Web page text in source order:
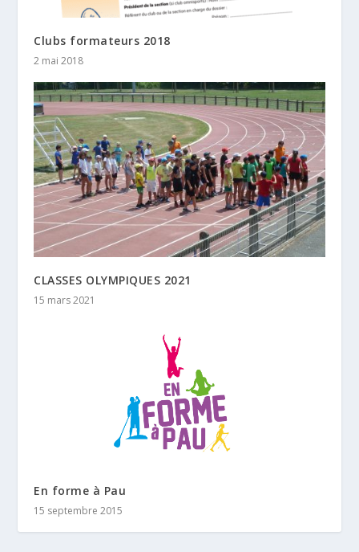
Clubs formateurs 2018
2 mai 2018
CLASSES OLYMPIQUES 2021
15 mars 2021
En forme à Pau
15 septembre 2015